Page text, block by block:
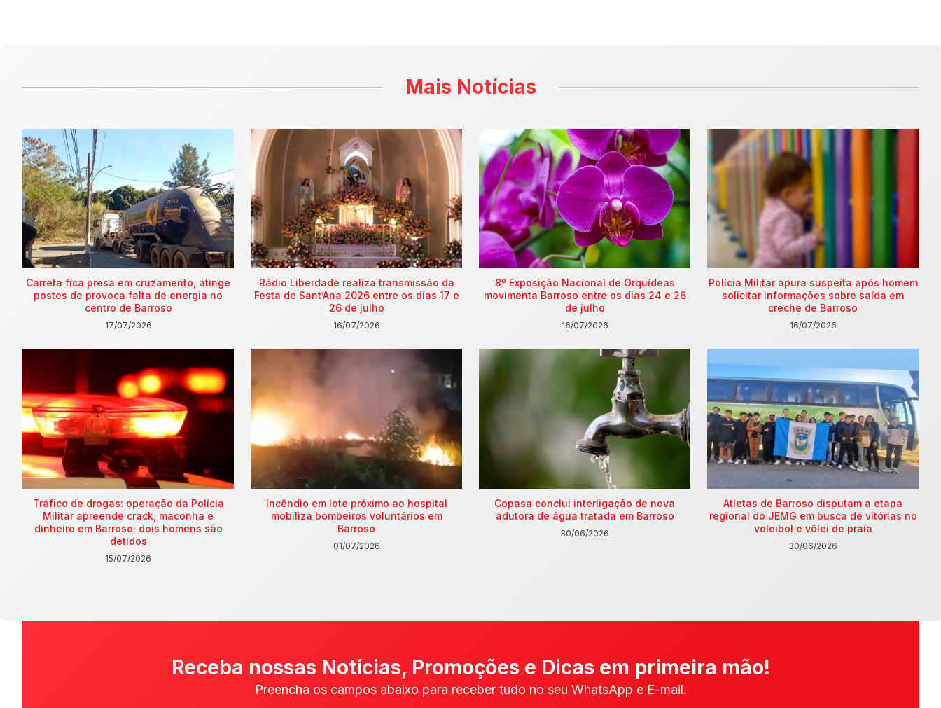
Mais Notícias
Carreta fica presa em cruzamento, atinge
postes de provoca falta de energia no
centro de Barroso
17/07/2026
Rádio Liberdade realiza transmissão da
Festa de Sant’Ana 2026 entre os dias 17 e
26 de julho
16/07/2026
8º Exposição Nacional de Orquídeas
movimenta Barroso entre os dias 24 e 26
de julho
16/07/2026
Polícia Militar apura suspeita após homem
solicitar informações sobre saída em
creche de Barroso
16/07/2026
Tráfico de drogas: operação da Polícia
Militar apreende crack, maconha e
dinheiro em Barroso; dois homens são
detidos
15/07/2026
Incêndio em lote próximo ao hospital
mobiliza bombeiros voluntários em
Barroso
01/07/2026
Copasa conclui interligação de nova
adutora de água tratada em Barroso
30/06/2026
Atletas de Barroso disputam a etapa
regional do JEMG em busca de vitórias no
voleibol e vôlei de praia
30/06/2026
Receba nossas Notícias, Promoções e Dicas em primeira mão!
Preencha os campos abaixo para receber tudo no seu WhatsApp e E-mail.